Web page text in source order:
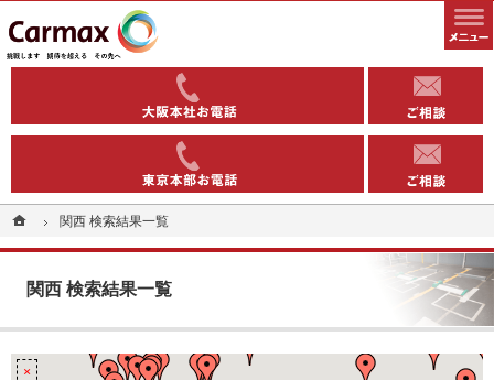
ホーム関西 検索結果一覧
関西 検索結果一覧
全国1000以上の実績有り。コインパーキングや駐車場への土地活用なら当社へ。
安定収益を得る土地活用方法（コインパーキング・駐車場）なら東洋カーマックス
06-6363-
03-5543-
ホーム関西 検索結果一覧